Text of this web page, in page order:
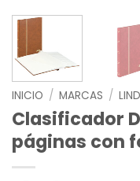
INICIO / MARCAS /
Clasificador
páginas con